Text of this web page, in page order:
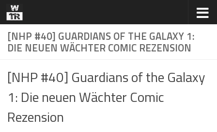
Zum Inhalt springen
[NHP #40] GUARDIANS OF THE GALAXY 1:
DIE NEUEN WÄCHTER COMIC REZENSION
[NHP #40] Guardians of the Galaxy
1: Die neuen Wächter Comic
Rezension